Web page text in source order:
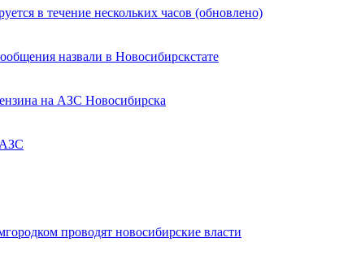
в течение нескольких часов (обновлено)
назвали в Новосибирскстате
на АЗС Новосибирска
АЗС
проводят новосибирские власти